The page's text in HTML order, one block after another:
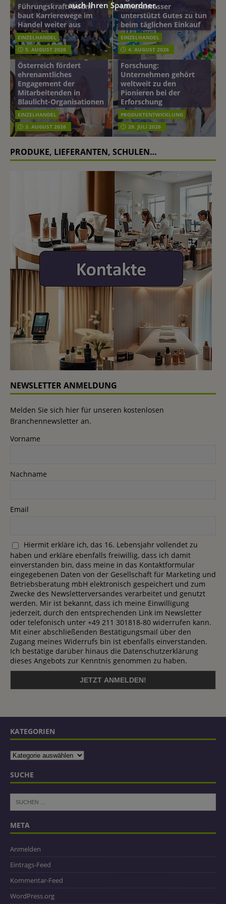
Führungskraft: budni
baut Karrierewege im
Handel weiter aus
EINZELHANDEL
5. AUGUST 2026
Mineralwasser
unterstützt Gutes zu tun
beim täglichen Einkauf
EINZELHANDEL
4. AUGUST 2026
mehr vom leben tag: dm
Österreich fördert
ehrenamtliches
Engagement der
Mitarbeitenden in
Blaulicht-Organisationen
EINZELHANDEL
3. AUGUST 2026
Beiersdorf
Hautmikrobiom-
Forschung:
Unternehmen gehört
weltweit zu den
Pionieren bei der
Erforschung
PRODUKTENTWICKLUNG
29. JULI 2026
PRODUKE, LIEFERANTEN, SCHULEN…
NEWSLETTER ANMELDUNG
Melden Sie sich hier für unseren kostenlosen
Branchennewsletter an.
Vorname
Nachname
Email
Hiermit erkläre ich, das 16. Lebensjahr vollendet zu
haben und erkläre ebenfalls freiwillig, dass ich damit
einverstanden bin, dass meine in das Kontaktformular
eingegebenen Daten von der Gesellschaft für Marketing und
Betriebsberatung mbH elektronisch gespeichert und zum
Zwecke des Newsletterversandes verarbeitet und genutzt
werden. Mir ist bekannt, dass ich meine Einwilligung
jederzeit, durch den entsprechenden Link im Newsletter
oder telefonisch unter +49 211 301818-80 widerrufen kann.
Mit einer abschließenden Bestätigungsmail über den
Zugang meines Widerrufs bin ist ebenfalls einverstanden.
Ich bestätige darüber hinaus die Datenschutzerklärung
dieses Angebots zur Kenntnis genommen zu haben.
KATEGORIEN
SUCHE
META
Anmelden
Eintrags-Feed
Kommentar-Feed
WordPress.org
auch Ihren Spamordner.